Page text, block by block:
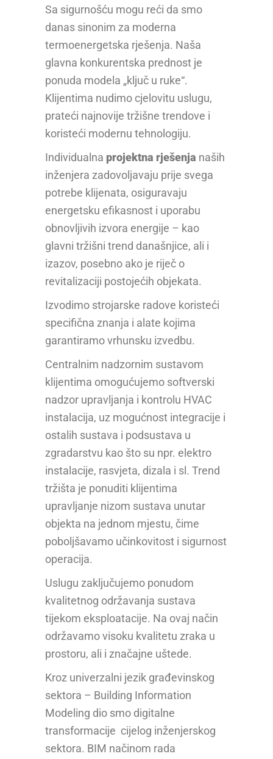
Sa sigurnošću mogu reći da smo
danas sinonim za moderna
termoenergetska rješenja. Naša
glavna konkurentska prednost je
ponuda modela „ključ u ruke“.
Klijentima nudimo cjelovitu uslugu,
prateći najnovije tržišne trendove i
koristeći modernu tehnologiju.
Individualna projektna rješenja naših
inženjera zadovoljavaju prije svega
potrebe klijenata, osiguravaju
energetsku efikasnost i uporabu
obnovljivih izvora energije – kao
glavni tržišni trend današnjice, ali i
izazov, posebno ako je riječ o
revitalizaciji postojećih objekata.
Izvodimo strojarske radove koristeći
specifična znanja i alate kojima
garantiramo vrhunsku izvedbu.
Centralnim nadzornim sustavom
klijentima omogućujemo softverski
nadzor upravljanja i kontrolu HVAC
instalacija, uz mogućnost integracije i
ostalih sustava i podsustava u
zgradarstvu kao što su npr. elektro
instalacije, rasvjeta, dizala i sl. Trend
tržišta je ponuditi klijentima
upravljanje nizom sustava unutar
objekta na jednom mjestu, čime
poboljšavamo učinkovitost i sigurnost
operacija.
Uslugu zaključujemo ponudom
kvalitetnog održavanja sustava
tijekom eksploatacije. Na ovaj način
održavamo visoku kvalitetu zraka u
prostoru, ali i značajne uštede.
Kroz univerzalni jezik građevinskog
sektora – Building Information
Modeling dio smo digitalne
transformacije cijelog inženjerskog
sektora. BIM načinom rada